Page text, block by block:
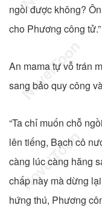
ngồi được không?
cho Phương công tử.”
An mama tự vỗ trán
sang bảo quy công
“Ta chỉ muốn chỗ
lên tiếng, Bạch cô
càng lúc càng hăng
chấp này mà dừng
hứng thú, Phương